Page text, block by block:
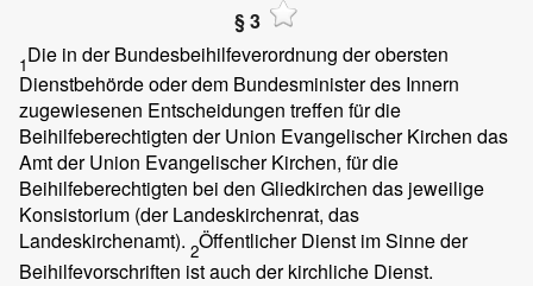
§ 3
1Die in der Bundesbeihilfeverordnung der obersten
Dienstbehörde oder dem Bundesminister des Innern
zugewiesenen Entscheidungen treffen für die
Beihilfeberechtigten der Union Evangelischer Kirchen das
Amt der Union Evangelischer Kirchen, für die
Beihilfeberechtigten bei den Gliedkirchen das jeweilige
Konsistorium (der Landeskirchenrat, das
Landeskirchenamt). 2Öffentlicher Dienst im Sinne der
Beihilfevorschriften ist auch der kirchliche Dienst.